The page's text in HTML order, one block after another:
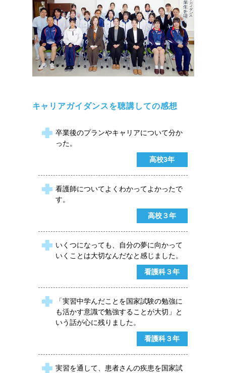
キャリアガイダンスを聴講しての感想
卒業後のプランやキャリアについて分か
った。
高校3年
看護師についてよくわかってよかったで
す。
高校３年
いくつになっても、自分の夢に向かって
いくことは大切なんだなと感じました。
看護科３年
「実習中学んだことを国家試験の勉強に
も活かす意識で勉強することが大切」と
いう話が心に残りました。
看護科３年
実習を通して、患者さんの疾患を国家試